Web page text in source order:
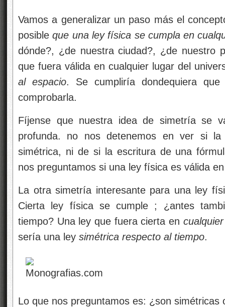
Vamos a generalizar un paso más el
posibleque una ley física se cumpla en
dónde?, ¿de nuestra ciudad?, ¿de nuestro
que fuera válida en cualquier lugar del
al espacio. Se cumpliría dondequiera
comprobarla.
Fíjense que nuestra idea de simetría se
profunda. no nos detenemos en ver si
simétrica, ni de si la escritura de una
nos preguntamos si una ley física es válida
La otra simetría interesante para una ley
Cierta ley física se cumple ; ¿antes
tiempo? Una ley que fuera cierta en
sería una ley simétrica respecto al tiempo.
Lo que nos preguntamos es: ¿son simétricas